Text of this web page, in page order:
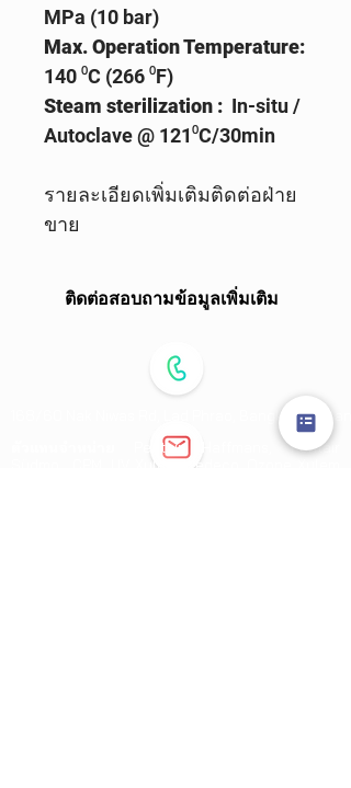
MPa (10 bar)
Max. Operation Temperature:
140 ⁰C (266 ⁰F)
Steam sterilization : In-situ /
Autoclave @ 121⁰C/30min
รายละเอียดเพิ่มเติมติดต่อฝ่าย
ขาย
ติดต่อสอบถามข้อมูลเพิ่มเติม
Pentair Haffmans, Pentair
Südmo, CPM, UV Xylem Wedeco, Ozone Xylem